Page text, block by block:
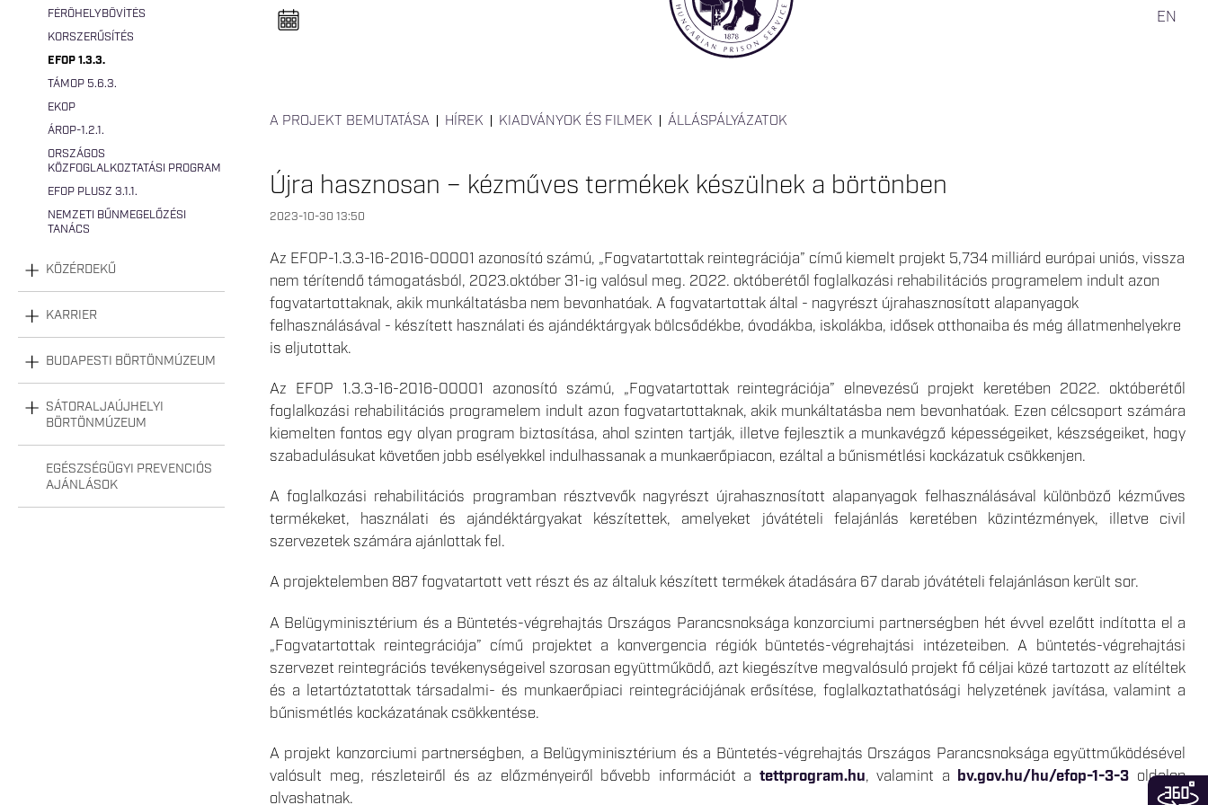
FÉRŐHELYBŐVÍTÉS
KORSZERŰSÍTÉS
EFOP 1.3.3.
TÁMOP 5.6.3.
EKOP
ÁROP-1.2.1.
ORSZÁGOS
KÖZFOGLALKOZTATÁSI PROGRAM
EFOP PLUSZ 3.1.1.
NEMZETI BŰNMEGELŐZÉSI
TANÁCS
KÖZÉRDEKŰ
KARRIER
BUDAPESTI BÖRTÖNMÚZEUM
SÁTORALJAÚJHELYI
BÖRTÖNMÚZEUM
EGÉSZSÉGÜGYI PREVENCIÓS
AJÁNLÁSOK
EN
e
l
a
A PROJEKT BEMUTATÁSA HÍREK KIADVÁNYOK ÉS FILMEK ÁLLÁSPÁLYÁZATOK
Újra hasznosan – kézműves termékek készülnek a börtönben
2023-10-30 13:50
Az EFOP-1.3.3-16-2016-00001 azonosító számú, „Fogvatartottak reintegrációja” című kiemelt projekt 5,734 milliárd európai uniós, vissza
nem térítendő támogatásból, 2023.október 31-ig valósul meg. 2022. októberétől foglalkozási rehabilitációs programelem indult azon
fogvatartottaknak, akik munkáltatásba nem bevonhatóak. A fogvatartottak által - nagyrészt újrahasznosított alapanyagok
felhasználásával - készített használati és ajándéktárgyak bölcsődékbe, óvodákba, iskolákba, idősek otthonaiba és még állatmenhelyekre
is eljutottak.
Az EFOP 1.3.3-16-2016-00001 azonosító számú, „Fogvatartottak reintegrációja” elnevezésű projekt keretében 2022. októberétől
foglalkozási rehabilitációs programelem indult azon fogvatartottaknak, akik munkáltatásba nem bevonhatóak. Ezen célcsoport számára
kiemelten fontos egy olyan program biztosítása, ahol szinten tartják, illetve fejlesztik a munkavégző képességeiket, készségeiket, hogy
szabadulásukat követően jobb esélyekkel indulhassanak a munkaerőpiacon, ezáltal a bűnismétlési kockázatuk csökkenjen.
A foglalkozási rehabilitációs programban résztvevők nagyrészt újrahasznosított alapanyagok felhasználásával különböző kézműves
termékeket, használati és ajándéktárgyakat készítettek, amelyeket jóvátételi felajánlás keretében közintézmények, illetve civil
szervezetek számára ajánlottak fel.
A projektelemben 887 fogvatartott vett részt és az általuk készített termékek átadására 67 darab jóvátételi felajánláson került sor.
A Belügyminisztérium és a Büntetés-végrehajtás Országos Parancsnoksága konzorciumi partnerségben hét évvel ezelőtt indította el a
„Fogvatartottak reintegrációja” című projektet a konvergencia régiók büntetés-végrehajtási intézeteiben. A büntetés-végrehajtási
szervezet reintegrációs tevékenységeivel szorosan együttműködő, azt kiegészítve megvalósuló projekt fő céljai közé tartozott az elítéltek
és a letartóztatottak társadalmi- és munkaerőpiaci reintegrációjának erősítése, foglalkoztathatósági helyzetének javítása, valamint a
bűnismétlés kockázatának csökkentése.
A projekt konzorciumi partnerségben, a Belügyminisztérium és a Büntetés-végrehajtás Országos Parancsnoksága együttműködésével
valósult meg, részleteiről és az előzményeiről bővebb információt a tettprogram.hu, valamint a bv.gov.hu/hu/efop-1-3-3 oldalon
olvashatnak.